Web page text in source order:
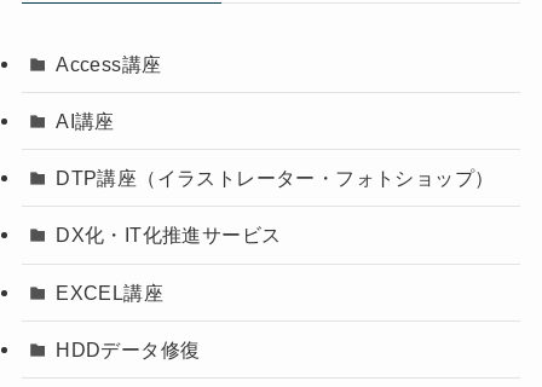
Access講座
AI講座
DTP講座（イラストレーター・フォトショップ）
DX化・IT化推進サービス
EXCEL講座
HDDデータ修復